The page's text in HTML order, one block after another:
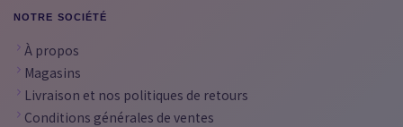
NOTRE SOCIÉTÉ
À propos
Magasins
Livraison et nos politiques de retours
Conditions générales de ventes